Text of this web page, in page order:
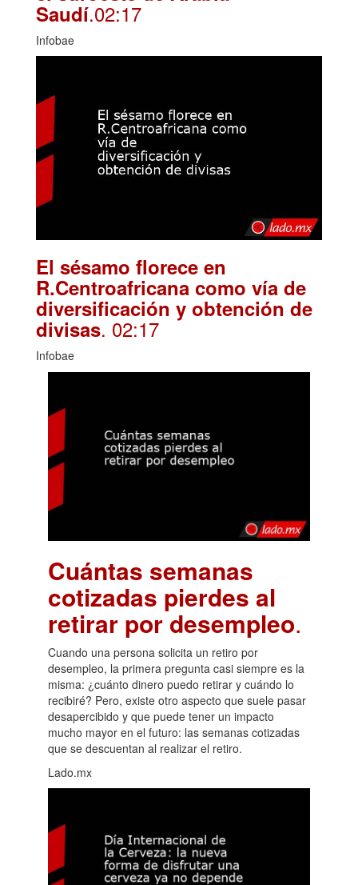
Saudí.02:17
Infobae
El sésamo florece en
R.Centroafricana como vía de
diversificación y obtención de
divisas. 02:17
Infobae
Cuántas semanas
cotizadas pierdes al
retirar por desempleo.
Cuando una persona solicita un retiro por
desempleo, la primera pregunta casi siempre es la
misma: ¿cuánto dinero puedo retirar y cuándo lo
recibiré? Pero, existe otro aspecto que suele pasar
desapercibido y que puede tener un impacto
mucho mayor en el futuro: las semanas cotizadas
que se descuentan al realizar el retiro.
Lado.mx